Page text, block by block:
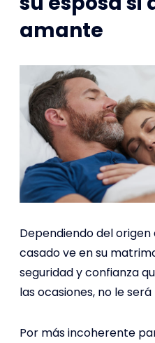
amante
Dependiendo del
casado ve en su
seguridad y confianza
las ocasiones, no le
Por más incoherente